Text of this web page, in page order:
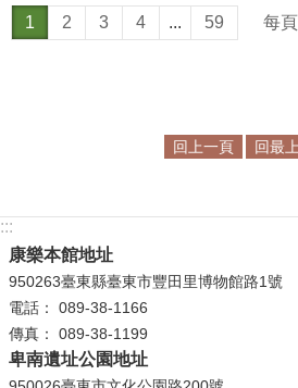
訊
安
白
皮
書
政
1 2 3 4 ... 59 每
回上一頁 回最
:::
康樂本館地址
950263臺東縣臺東市豐田里博物館路1號
電話： 089-38-1166
傳真： 089-38-1199
卑南遺址公園地址